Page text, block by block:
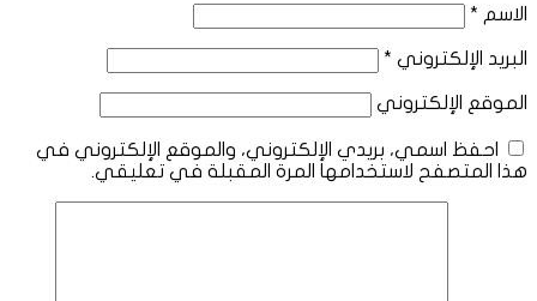
الاسم *
البريد الإلكتروني *
الموقع الإلكتروني
احفظ اسمي، بريدي الإلكتروني، والموقع الإلكتروني في
هذا المتصفح لاستخدامها المرة المقبلة في تعليقي.